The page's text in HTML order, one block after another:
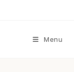
Menu